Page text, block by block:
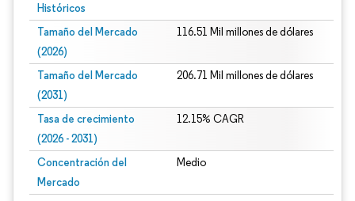
Históricos
Tamaño del Mercado
(2026)
116.51 Mil millones de dólares
Tamaño del Mercado
(2031)
206.71 Mil millones de dólares
Tasa de crecimiento
(2026 - 2031)
12.15% CAGR
Concentración del
Mercado
Medio